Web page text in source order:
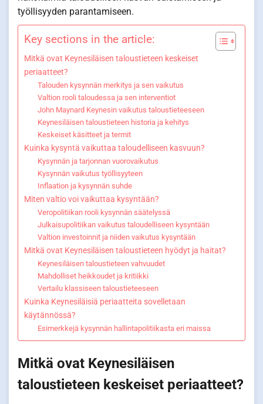
työllisyyden parantamiseen.
Key sections in the article:
Mitkä ovat Keynesiläisen taloustieteen keskeiset
periaatteet?
Talouden kysynnän merkitys ja sen vaikutus
Valtion rooli taloudessa ja sen interventiot
John Maynard Keynesin vaikutus taloustieteeseen
Keynesiläisen taloustieteen historia ja kehitys
Keskeiset käsitteet ja termit
Kuinka kysyntä vaikuttaa taloudelliseen kasvuun?
Kysynnän ja tarjonnan vuorovaikutus
Kysynnän vaikutus työllisyyteen
Inflaation ja kysynnän suhde
Miten valtio voi vaikuttaa kysyntään?
Veropolitiikan rooli kysynnän säätelyssä
Julkaisupolitiikan vaikutus taloudelliseen kysyntään
Valtion investoinnit ja niiden vaikutus kysyntään
Mitkä ovat Keynesiläisen taloustieteen hyödyt ja haitat?
Keynesiläisen taloustieteen vahvuudet
Mahdolliset heikkoudet ja kritiikki
Vertailu klassiseen taloustieteeseen
Kuinka Keynesiläisiä periaatteita sovelletaan
käytännössä?
Esimerkkejä kysynnän hallintapolitiikasta eri maissa
Mitkä ovat Keynesiläisen
taloustieteen keskeiset periaatteet?